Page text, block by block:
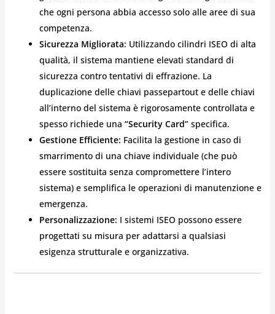
che ogni persona abbia accesso solo alle aree di sua
competenza.
Sicurezza Migliorata: Utilizzando cilindri ISEO di alta
qualità, il sistema mantiene elevati standard di
sicurezza contro tentativi di effrazione. La
duplicazione delle chiavi passepartout e delle chiavi
all’interno del sistema è rigorosamente controllata e
spesso richiede una “Security Card”specifica.
Gestione Efficiente: Facilita la gestione in caso di
smarrimento di una chiave individuale (che può
essere sostituita senza compromettere l’intero
sistema) e semplifica le operazioni di manutenzione e
emergenza.
Personalizzazione: I sistemi ISEO possono essere
progettati su misura per adattarsi a qualsiasi
esigenza strutturale e organizzativa.